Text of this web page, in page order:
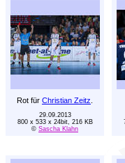
Rot für Christian Zeitz
29.09.2013
800 x 533 x 24bit, 216 KB
© Sascha Klahn